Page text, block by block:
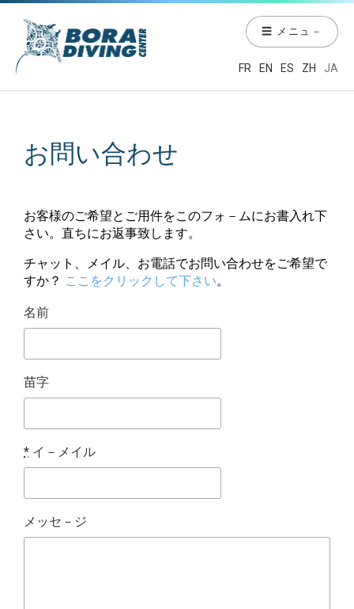
FR EN ES ZH JA
☰ メニュ－
お問い合わせ
お客様のご希望とご用件をこのフォ－ムにお書入れ下
さい。直ちにお返事致します。
チャット、メイル、お電話でお問い合わせをご希望で
すか？ ここをクリックして下さい。
名前
苗字
* イ－メイル
メッセ－ジ